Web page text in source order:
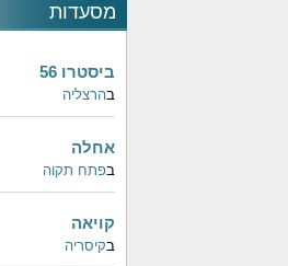
מסעדות
ביסטרו 56
בהרצליה
אחלה
בפתח תקוה
קויאה
בקיסריה